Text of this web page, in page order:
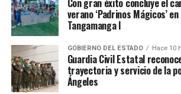
relaciones se pueden propiciar con
destacadas como el Kennedy Center, la
Singapur, Festival de Shanghái o el
entre otras.
Explicó que los miembros de ISPA se
Con gran éxito concluye el
verano ‘Padrinos Mágicos’
Tangamanga I
GOBIERNO DEL ESTADO Hace 10
Guardia Civil Estatal
trayectoria y servicio de la
Ángeles